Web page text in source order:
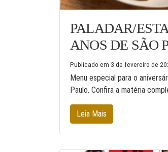
PALADAR/
ANOS DE SÃO
Publicado em 3 de fevereiro de
Menu especial para o
Paulo. Confira a matéria
Leia Mais